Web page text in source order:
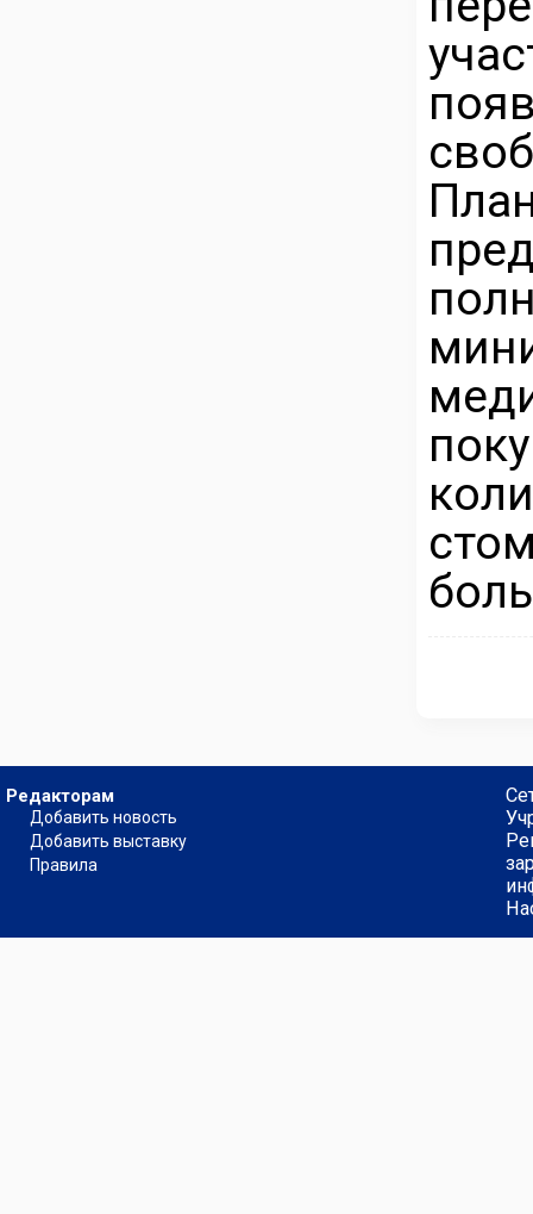
Редакторам
Добавить новость
Добавить выставку
Правила